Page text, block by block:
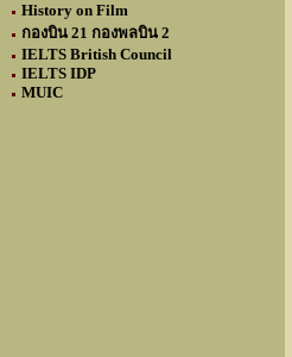
History on Film
กองบิน 21 กองพลบิน 2
IELTS British Council
IELTS IDP
MUIC